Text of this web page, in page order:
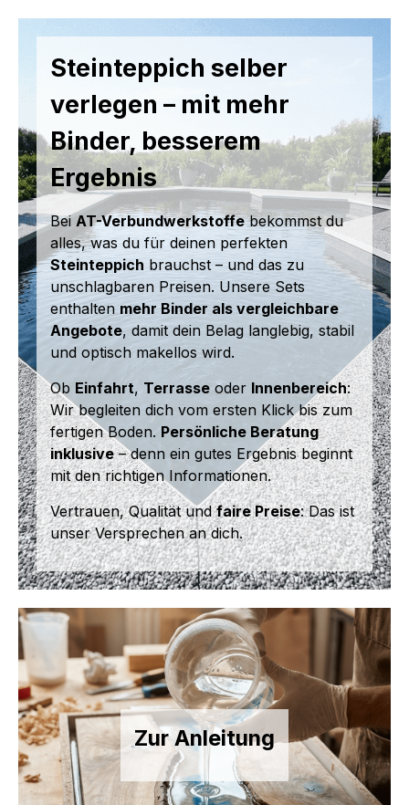
Steinteppich selber
verlegen – mit mehr
Binder, besserem
Ergebnis
Bei AT-Verbundwerkstoffebekommst du
alles, was du für deinen perfekten
Steinteppich brauchst – und das zu
unschlagbaren Preisen. Unsere Sets
enthalten mehr Binder als vergleichbare
Angebote, damit dein Belag langlebig, stabil
und optisch makellos wird.
Ob Einfahrt, Terrasse oder Innenbereich:
Wir begleiten dich vom ersten Klick bis zum
fertigen Boden. Persönliche Beratung
inklusive– denn ein gutes Ergebnis beginnt
mit den richtigen Informationen.
Vertrauen, Qualität undfaire Preise: Das ist
unser Versprechen an dich.
Zur Anleitung